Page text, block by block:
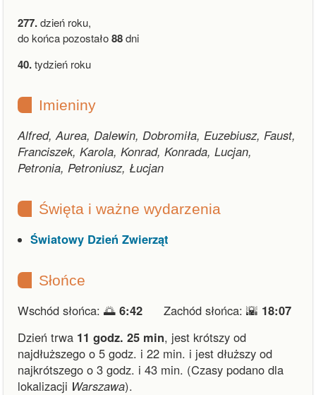
277.dzień roku,
do końca pozostało88dni
40.tydzień roku
Imieniny
Alfred, Aurea, Dalewin, Dobromiła, Euzebiusz, Faust,
Franciszek, Karola, Konrad, Konrada, Lucjan,
Petronia, Petroniusz, Łucjan
Święta i ważne wydarzenia
Światowy Dzień Zwierząt
Słońce
Wschód słońca: 🌅 6:42 Zachód słońca: 🌇 18:07
Dzień trwa 11 godz. 25 min, jest krótszy od
najdłuższego o 5 godz. i 22 min. i jest dłuższy od
najkrótszego o 3 godz. i 43 min. (Czasy podano dla
lokalizacji Warszawa).